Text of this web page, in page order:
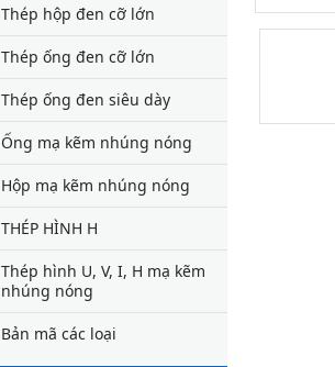
Thép hộp đen cỡ lớn
Thép ống đen cỡ lớn
Thép ống đen siêu dày
Ống mạ kẽm nhúng nóng
Hộp mạ kẽm nhúng nóng
THÉP HÌNH H
Thép hình U, V, I, H mạ kẽm
nhúng nóng
Bản mã các loại